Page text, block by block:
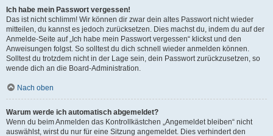
Ich habe mein Passwort vergessen!
Das ist nicht schlimm! Wir können dir zwar dein altes Passwort nicht wieder
mitteilen, du kannst es jedoch zurücksetzen. Dies machst du, indem du auf der
Anmelde-Seite auf „Ich habe mein Passwort vergessen“ klickst und den
Anweisungen folgst. So solltest du dich schnell wieder anmelden können.
Solltest du trotzdem nicht in der Lage sein, dein Passwort zurückzusetzen, so
wende dich an die Board-Administration.
Nach oben
Warum werde ich automatisch abgemeldet?
Wenn du beim Anmelden das Kontrollkästchen „Angemeldet bleiben“ nicht
auswählst, wirst du nur für eine Sitzung angemeldet. Dies verhindert den